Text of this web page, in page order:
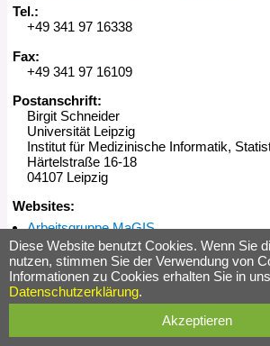
Tel.:
+49 341 97 16338
Fax:
+49 341 97 16109
Postanschrift:
Birgit Schneider
Universität Leipzig
Institut für Medizinische Informatik,
Härtelstraße 16-18
04107 Leipzig
Websites:
Arbeitsgruppe MaGIS
Diese Website benutzt Cookies. Wenn Sie
nutzen, stimmen Sie der Verwendung von
Informationen zu Cookies erhalten Sie in
Datenschutzerklärung.
Akzeptieren
Letzte Änderung:06.01.2025